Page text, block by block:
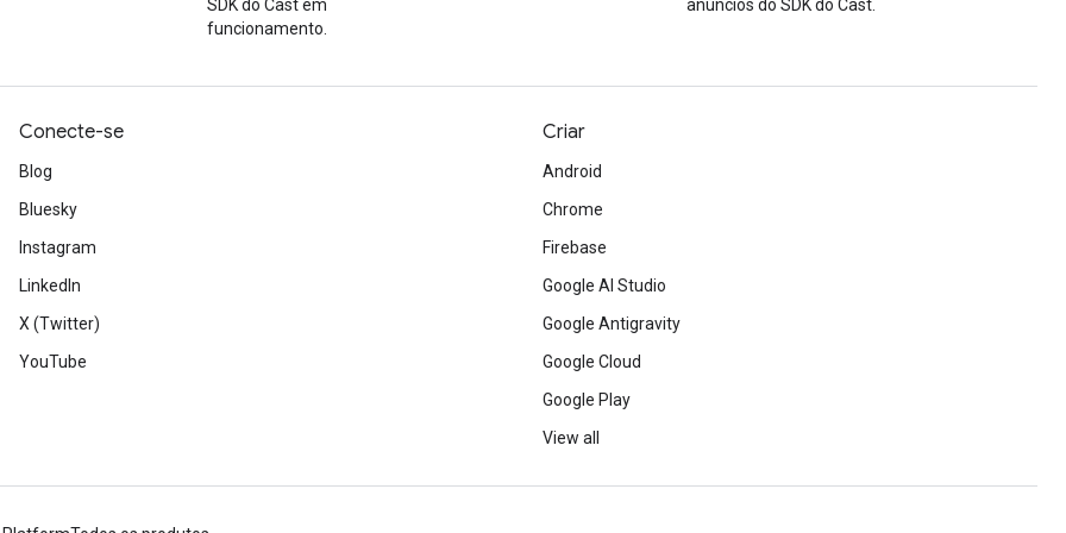
SDK do Cast em
funcionamento.
anúncios do SDK do Cast.
Conecte-se
Blog
Bluesky
Instagram
LinkedIn
X (Twitter)
YouTube
Criar
Android
Chrome
Firebase
Google AI Studio
Google Antigravity
Google Cloud
Google Play
View all